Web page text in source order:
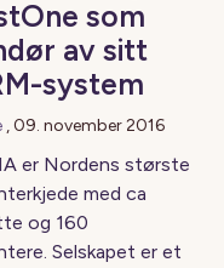
som
av sitt
system
,09. november 2016
er Nordens største
med ca
og 160
Selskapet er et